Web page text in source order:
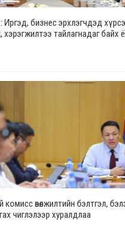
бизнес эрхлэгчдэд хүрсэн
тайлагнадаг байх
өвөлжилтийн бэлтгэл,
чиглэлээр хуралдлаа